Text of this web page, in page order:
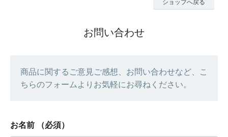
ショップへ戻る
お問い合わせ
商品に関するご意見ご感想、お問い合わせなど、こ
ちらのフォームよりお気軽にお尋ねください。
お名前 （必須）